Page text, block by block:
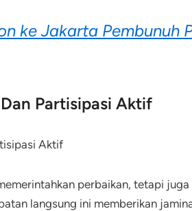
ke Jakarta Pembunuh
Partisipasi Aktif
perbaikan, tetapi
langsung ini memberikan